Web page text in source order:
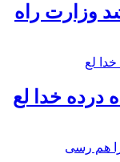
وزارت راه
درده خدا لع